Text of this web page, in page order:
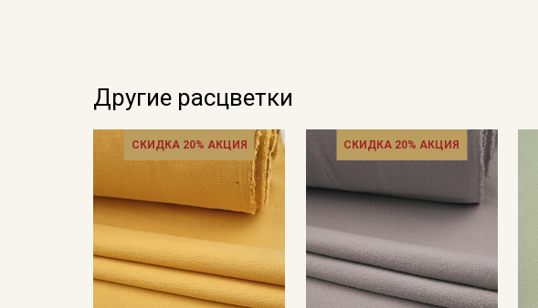
Другие расцветки
СКИДКА 20% АКЦИЯ СКИДКА 20% АКЦИЯ
Мы